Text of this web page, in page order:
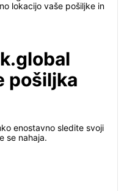
lokacijo vaše pošiljke in
pošiljka
enostavno sledite svoji
se nahaja.